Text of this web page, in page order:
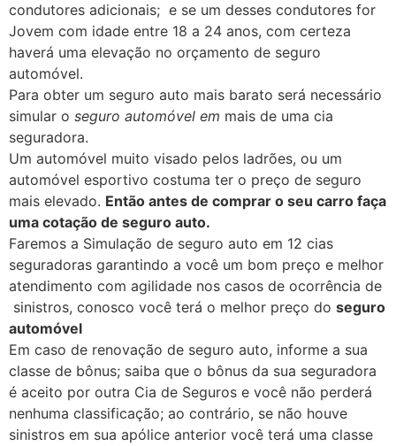
condutores adicionais; e se um desses condutores for
Jovem com idade entre 18 a 24 anos, com certeza
haverá uma elevação no orçamento de seguro
automóvel.
Para obter um seguro auto mais barato será necessário
simular o seguro automóvel em mais de uma cia
seguradora.
Um automóvel muito visado pelos ladrões, ou um
automóvel esportivo costuma ter o preço de seguro
mais elevado. Então antes de comprar o seu carro faça
uma cotação de seguro auto.
Faremos a Simulação de seguro auto em 12 cias
seguradoras garantindo a você um bom preço e melhor
atendimento com agilidade nos casos de ocorrência de
sinistros, conosco você terá o melhor preço do seguro
automóvel
Em caso de renovação de seguro auto, informe a sua
classe de bônus; saiba que o bônus da sua seguradora
é aceito por outra Cia de Seguros e você não perderá
nenhuma classificação; ao contrário, se não houve
sinistros em sua apólice anterior você terá uma classe